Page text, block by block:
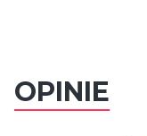
OPINIE